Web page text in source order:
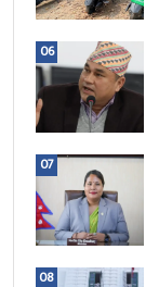
06
07
08